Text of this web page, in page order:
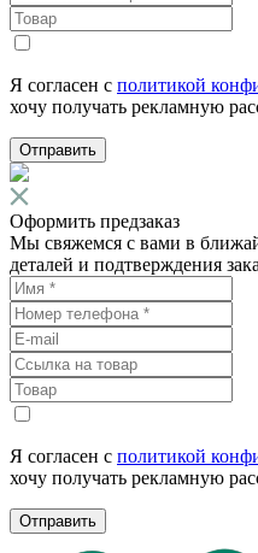
Я согласен с политикой
хочу получать рекламную
Отправить
Оформить предзаказ
Мы свяжемся с вами в
деталей и подтверждения
Я согласен с политикой
хочу получать рекламную
Отправить